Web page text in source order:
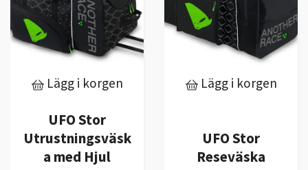
Lägg i korgen
UFO Stor
Utrustningsväsk
a med Hjul
Lägg i korgen
UFO Stor
Reseväska